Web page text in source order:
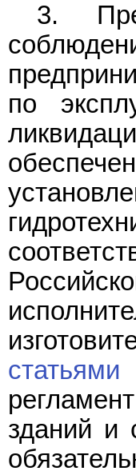
3.
по
зданий и